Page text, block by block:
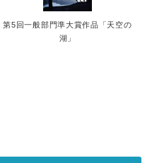
第5回一般部門準大賞作品「天空の
湖」